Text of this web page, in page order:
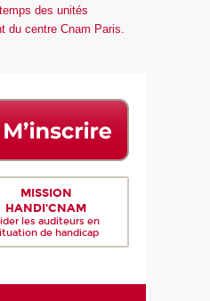
des unités
du centre Cnam Paris.
MISSION
HANDI'CNAM
les auditeurs en
de handicap